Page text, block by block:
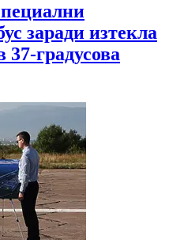
заради изтекла
37-градусова